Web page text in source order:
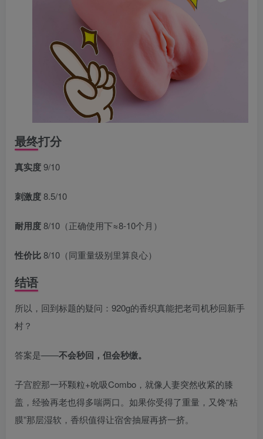
最终打分
真实度9/10
刺激度8.5/10
耐用度8/10（正确使用下≈8-10个月）
性价比8/10（同重量级别里算良心）
结语
所以，回到标题的疑问：920g的香织真能把老司机秒回新手
村？
答案是——不会秒回，但会秒缴。
子宫腔那一环颗粒+吮吸Combo，就像人妻突然收紧的膝
盖，经验再老也得多喘两口。如果你受得了重量，又馋“粘
膜”那层湿软，香织值得让宿舍抽屉再挤一挤。